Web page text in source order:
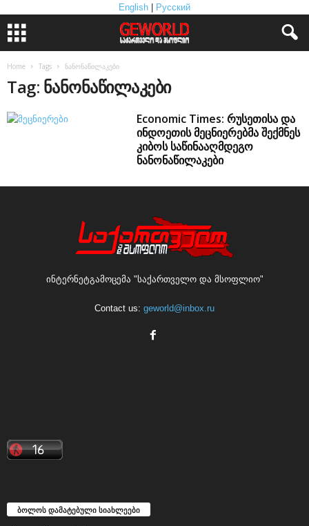
English Русский
Home Tags ნანონაწილაკები
Tag: ნანონაწილაკები
Economic Times: რუსეთისა და
ინდოეთის მეცნიერებმა შექმნეს
კიბოს საწინააღმდეგო
ნანონაწილაკები
ინტერნეტგამოცემა "საქართველო და მსოფლიო"
Contact us: geworld@inbox.ru
ბოლოს დამატებული სიახლეები